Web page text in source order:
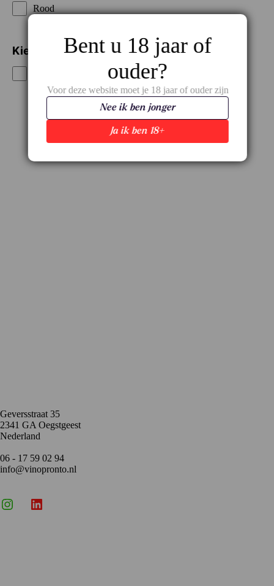
Rood
Kies je prijsklasse
Geversstraat 35
2341 GA Oegstgeest
Nederland
06 - 17 59 02 94
info@vinopronto.nl
InstagramLinkedIn
Bent u 18 jaar of
ouder?
Voor deze website moet je 18 jaar of ouder zijn
Ja ik ben 18+
Nee ik ben jonger